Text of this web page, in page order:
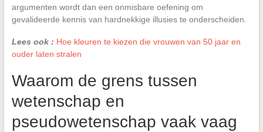
argumenten wordt dan een onmisbare oefening om
gevalideerde kennis van hardnekkige illusies te onderscheiden.
Lees ook : Hoe kleuren te kiezen die vrouwen van 50 jaar en
ouder laten stralen
Waarom de grens tussen
wetenschap en
pseudowetenschap vaak vaag